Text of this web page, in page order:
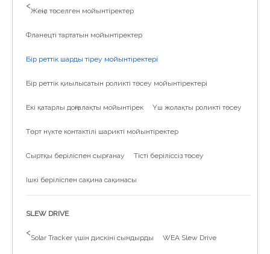
>
Жеңіл төселген мойынтіректер
Фланецті тартатын мойынтіректер
Бір реттік шарды тіреу мойынтіректері
Бір реттік қиылысатын роликті төсеу мойынтіректері
Екі қатарлы доңғалақты мойынтірек Үш жолақты роликті төсеу
Төрт нүкте контактілі шарикті мойынтіректер
Сыртқы беріліспен сырғанау Тісті беріліссіз төсеу
Ішкі беріліспен сақина сақинасы
SLEW DRIVE
>
Solar Tracker үшін дискіні сындырды WEA Slew Drive